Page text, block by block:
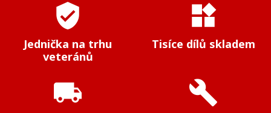
verified_user
Jednička na trhu
veteránů
widgets
Tisíce dílů skladem
local_shipping build